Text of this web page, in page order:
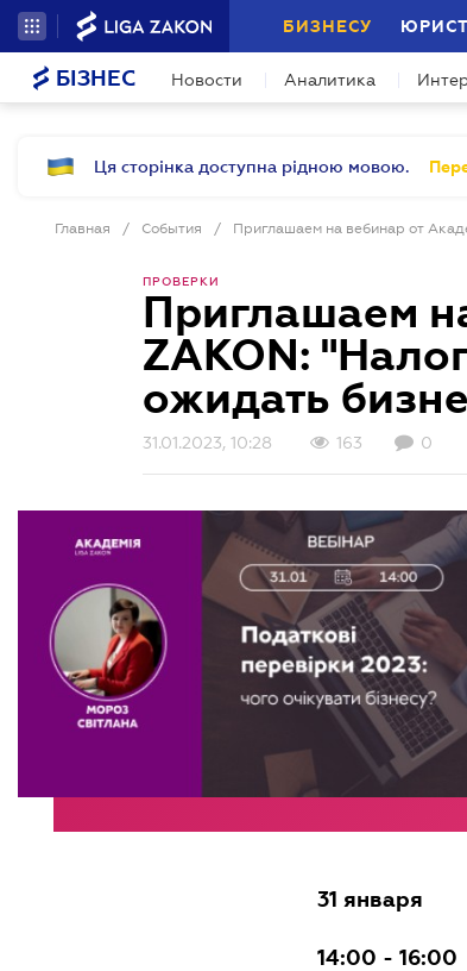
БИЗНЕСУ
БІЗНЕС Новости Аналитика
Ця сторінка доступна рідною мовою.
Главная / События /
ПРОВЕРКИ
Приглашаем
ZAKON:
ожидать
31.01.2023, 10:28 163 0
31 января
14:00 - 16:00